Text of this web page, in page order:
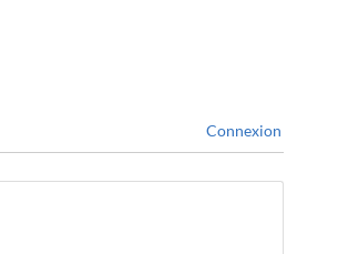
Connexion